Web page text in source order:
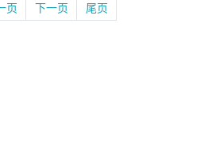
页 下一页 尾页